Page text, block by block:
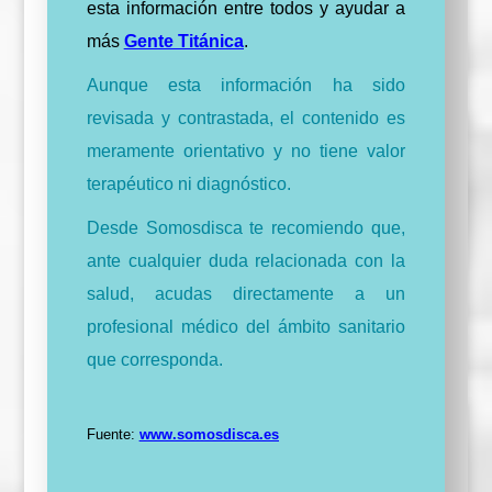
esta información entre todos y ayudar a
más Gente Titánica.
Aunque esta información ha sido
revisada y contrastada, el contenido es
meramente orientativo y no tiene valor
terapéutico ni diagnóstico.
Desde Somosdisca te recomiendo que,
ante cualquier duda relacionada con la
salud, acudas directamente a un
profesional médico del ámbito sanitario
que corresponda.
Fuente: www.somosdisca.es